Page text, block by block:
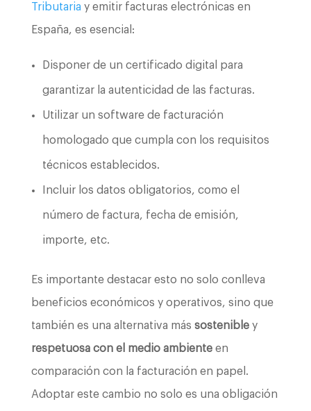
Tributaria y emitir facturas electrónicas en
España, es esencial:
Disponer de un certificado digital para
garantizar la autenticidad de las facturas.
Utilizar un software de facturación
homologado que cumpla con los requisitos
técnicos establecidos.
Incluir los datos obligatorios, como el
número de factura, fecha de emisión,
importe, etc.
Es importante destacar esto no solo conlleva
beneficios económicos y operativos, sino que
también es una alternativa más sostenibley
respetuosa con el medio ambienteen
comparación con la facturación en papel.
Adoptar este cambio no solo es una obligación